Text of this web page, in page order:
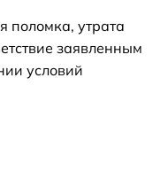
поломка, утрата
заявленным
условий